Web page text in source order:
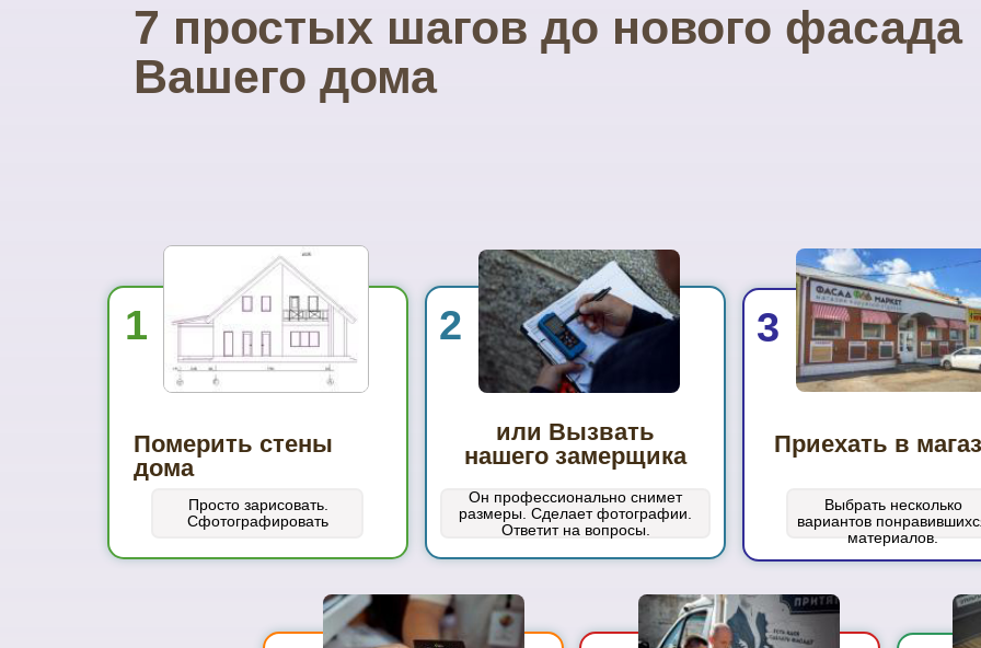
7 простых шагов до нового фасада
Вашего дома
1
Померить стены
дома
2
или Вызвать
нашего замерщика
Он профессионально снимет
размеры. Сделает фотографии.
Ответит на вопросы.
Просто зарисовать.
Сфотографировать
3
Приехать в
Выбрать несколько
вариантов
материалов.